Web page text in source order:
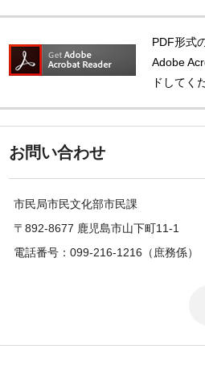
PDF形式
Adobe
ドしてく
お問い合わせ
市民局市民文化部市民課
〒892-8677 鹿児島市山下町11-1
電話番号：099-216-1216（庶務係）